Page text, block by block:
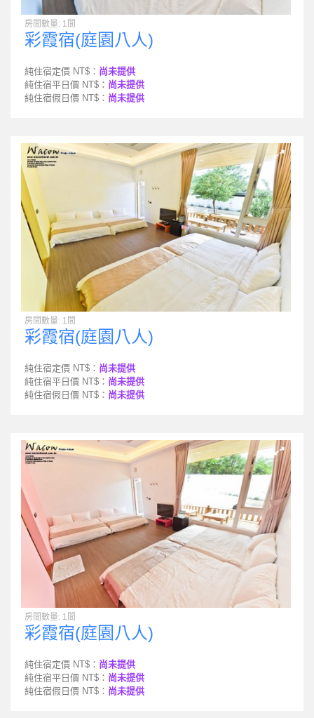
房間數量: 1間
彩霞宿(庭園八人)
純住宿定價 NT$： 尚未提供
純住宿平日價 NT$： 尚未提供
純住宿假日價 NT$： 尚未提供
房間數量: 1間
彩霞宿(庭園八人)
純住宿定價 NT$： 尚未提供
純住宿平日價 NT$： 尚未提供
純住宿假日價 NT$： 尚未提供
房間數量: 1間
彩霞宿(庭園八人)
純住宿定價 NT$： 尚未提供
純住宿平日價 NT$： 尚未提供
純住宿假日價 NT$： 尚未提供